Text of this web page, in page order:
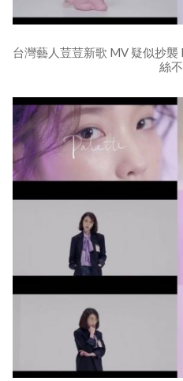
台灣藝人荳荳新歌 MV 疑似抄
絲